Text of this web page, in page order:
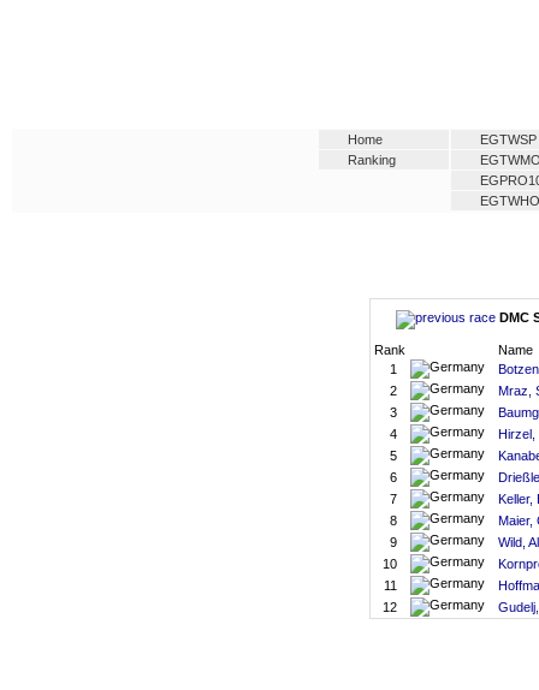
Home
Ranking
EGTWSP
EGTWHO
DMC
Rank
Name
1
2
Mraz,
3
4
Hirzel,
5
6
7
Keller,
8
Maier,
9
Wild,
10
11
12